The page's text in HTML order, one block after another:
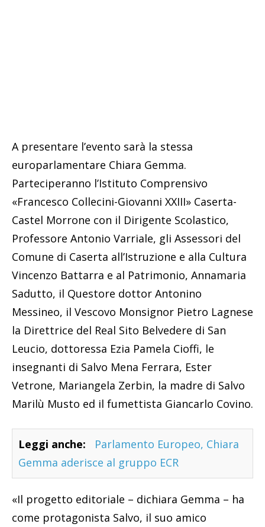
A presentare l’evento sarà la stessa
europarlamentare Chiara Gemma.
Parteciperanno l’Istituto Comprensivo
«Francesco Collecini-Giovanni XXIII» Caserta-
Castel Morrone con il Dirigente Scolastico,
Professore Antonio Varriale, gli Assessori del
Comune di Caserta all’Istruzione e alla Cultura
Vincenzo Battarra e al Patrimonio, Annamaria
Sadutto, il Questore dottor Antonino
Messineo, il Vescovo Monsignor Pietro Lagnese
la Direttrice del Real Sito Belvedere di San
Leucio, dottoressa Ezia Pamela Cioffi, le
insegnanti di Salvo Mena Ferrara, Ester
Vetrone, Mariangela Zerbin, la madre di Salvo
Marilù Musto ed il fumettista Giancarlo Covino.
Leggi anche:
Parlamento Europeo, Chiara
Gemma aderisce al gruppo ECR
«Il progetto editoriale – dichiara Gemma – ha
come protagonista Salvo, il suo amico